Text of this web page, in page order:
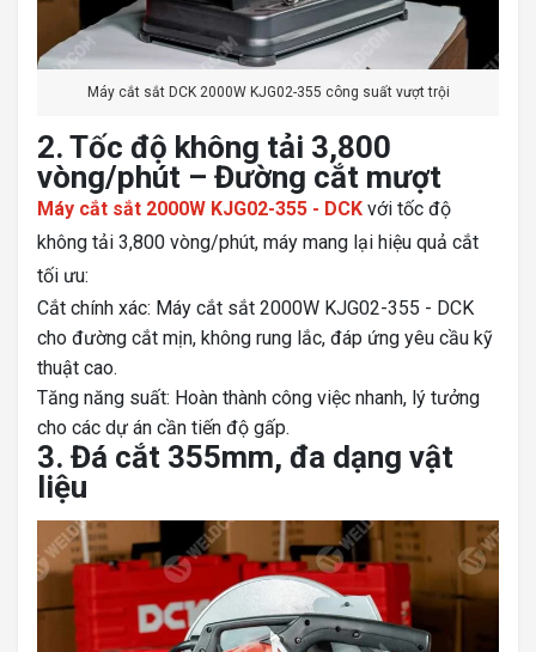
Máy cắt sắt DCK 2000W KJG02-355 công suất vượt trội
2. Tốc độ không tải 3,800
vòng/phút – Đường cắt mượt
Máy cắt sắt 2000W KJG02-355 - DCK với tốc độ
không tải 3,800 vòng/phút, máy mang lại hiệu quả cắt
tối ưu:
Cắt chính xác: Máy cắt sắt 2000W KJG02-355 - DCK
cho đường cắt mịn, không rung lắc, đáp ứng yêu cầu kỹ
thuật cao.
Tăng năng suất: Hoàn thành công việc nhanh, lý tưởng
cho các dự án cần tiến độ gấp.
3. Đá cắt 355mm, đa dạng vật
liệu